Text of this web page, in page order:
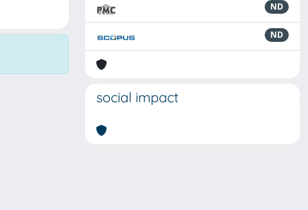
ND
ND
social impact